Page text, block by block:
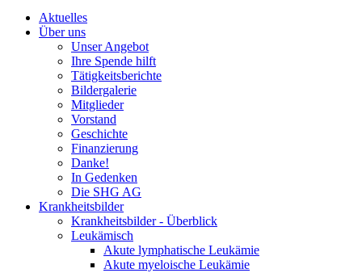
Aktuelles
Über uns
Unser Angebot
Ihre Spende hilft
Tätigkeitsberichte
Bildergalerie
Mitglieder
Vorstand
Geschichte
Finanzierung
Danke!
In Gedenken
Die SHG AG
Krankheitsbilder
Krankheitsbilder - Überblick
Leukämisch
Akute lymphatische Leukämie
Akute myeloische Leukämie